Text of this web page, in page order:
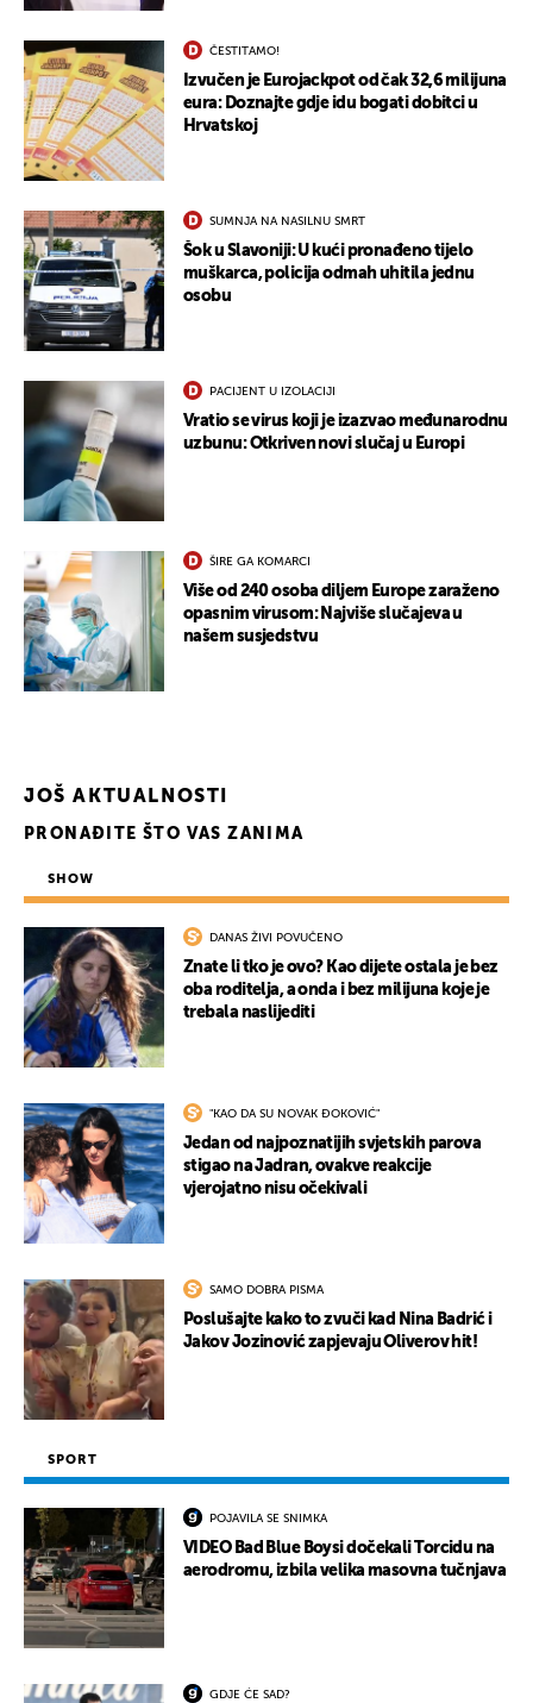
ČESTITAMO!
Izvučen je Eurojackpot od čak 32,6 milijuna
eura: Doznajte gdje idu bogati dobitci u
Hrvatskoj
SUMNJA NA NASILNU SMRT
Šok u Slavoniji: U kući pronađeno tijelo
muškarca, policija odmah uhitila jednu
osobu
PACIJENT U IZOLACIJI
Vratio se virus koji je izazvao međunarodnu
uzbunu: Otkriven novi slučaj u Europi
ŠIRE GA KOMARCI
Više od 240 osoba diljem Europe zaraženo
opasnim virusom: Najviše slučajeva u
našem susjedstvu
JOŠ AKTUALNOSTI
PRONAĐITE ŠTO VAS ZANIMA
SHOW
DANAS ŽIVI POVUČENO
Znate li tko je ovo? Kao dijete ostala je bez
oba roditelja, a onda i bez milijuna koje je
trebala naslijediti
"KAO DA SU NOVAK ĐOKOVIĆ"
Jedan od najpoznatijih svjetskih parova
stigao na Jadran, ovakve reakcije
vjerojatno nisu očekivali
SAMO DOBRA PISMA
Poslušajte kako to zvuči kad Nina Badrić i
Jakov Jozinović zapjevaju Oliverov hit!
SPORT
POJAVILA SE SNIMKA
VIDEO Bad Blue Boysi dočekali Torcidu na
aerodromu, izbila velika masovna tučnjava
GDJE ĆE SAD?
UKLJUČITE NOTIFIKACIJE